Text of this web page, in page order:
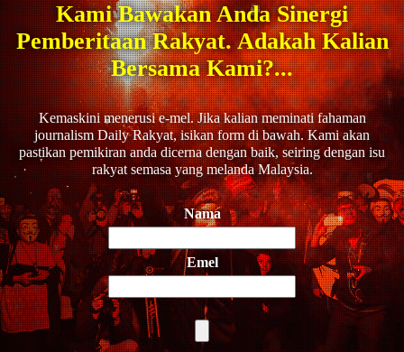
Kami Bawakan Anda Sinergi
Pemberitaan Rakyat. Adakah Kalian
Bersama Kami?...
Kemaskini menerusi e-mel. Jika kalian meminati fahaman
journalism Daily Rakyat, isikan form di bawah. Kami akan
pastikan pemikiran anda dicerna dengan baik, seiring dengan isu
rakyat semasa yang melanda Malaysia.
Nama
Emel